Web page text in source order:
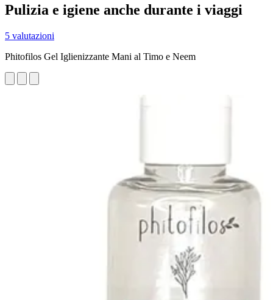
Pulizia e igiene anche durante i viaggi
5 valutazioni
Phitofilos Gel Iglienizzante Mani al Timo e Neem